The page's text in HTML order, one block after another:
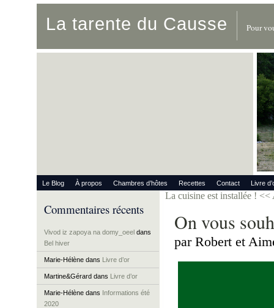
La tarente du Causse Pour
Le Blog À propos Chambres d’hôtes Recettes Contact Livre
Commentaires récents
Vivod iz zapoya na domy_oeel dans
Bel hiver
Marie-Hélène dans Livre d’or
Martine&Gérard dans Livre d’or
Marie-Hélène dans Informations été
2020
La cuisine est installée ! <<
On vous
par Robert et